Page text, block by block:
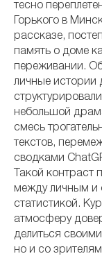
тесно
Горького в
рассказе,
память о доме
переживании.
личные истории
небольшой
смесь
текстов,
сводками
Такой контраст
между личным и
статистикой.
атмосферу
делиться
но и со